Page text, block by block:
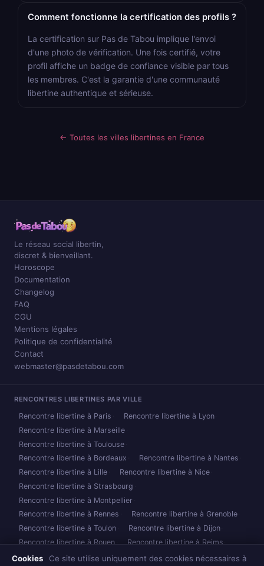
Comment fonctionne la certification des profils ?
La certification sur Pas de Tabou implique l'envoi
d'une photo de vérification. Une fois certifié, votre
profil affiche un badge de confiance visible par tous
les membres. C'est la garantie d'une communauté
libertine authentique et sérieuse.
← Toutes les villes libertines en France
Le réseau social libertin,
discret & bienveillant.
Horoscope
Documentation
Changelog
FAQ
CGU
Mentions légales
Politique de confidentialité
Contact
webmaster@pasdetabou.com
RENCONTRES LIBERTINES PAR VILLE
Rencontre libertine à Paris
Rencontre libertine à Lyon
Rencontre libertine à Marseille
Rencontre libertine à Toulouse
Rencontre libertine à Bordeaux
Rencontre libertine à Nantes
Rencontre libertine à Lille
Rencontre libertine à Nice
Rencontre libertine à Strasbourg
Rencontre libertine à Montpellier
Rencontre libertine à Rennes
Rencontre libertine à Grenoble
Rencontre libertine à Toulon
Rencontre libertine à Dijon
Rencontre libertine à Rouen
Rencontre libertine à Reims
Rencontre libertine à Caen
Rencontre libertine à Nancy
Cookies
Ce site utilise uniquement des cookies nécessaires à